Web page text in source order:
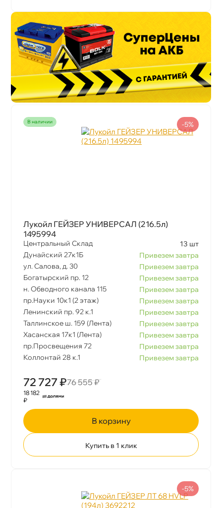
наличии
Лукойл ГЕЙЗЕР УНИВЕРСАЛ (216.5л)
1495994
Центральный Склад
13 шт
Дунайский 27к1Б
Привезем завтра
ул. Салова, д. 30
Привезем завтра
Богатырский пр. 12
Привезем завтра
н. Обводного канала 115
Привезем завтра
пр.Науки 10к1 (2 этаж)
Привезем завтра
Ленинский пр. 92 к.1
Привезем завтра
Таллинское ш. 159 (Лента)
Привезем завтра
Хасанская 17к1 (Лента)
Привезем завтра
пр.Просвещения 72
Привезем завтра
Коллонтай 28 к.1
Привезем завтра
72 727 ₽76 555 ₽
-5%
18 182
₽
корзину
Купить в 1 клик
-5%